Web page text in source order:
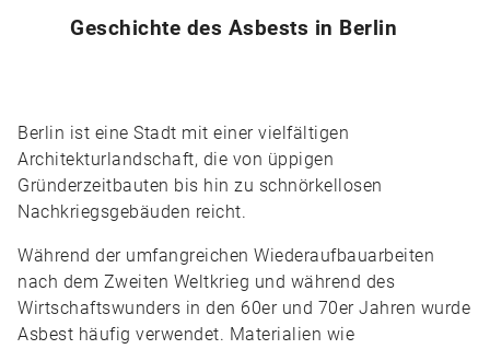
Geschichte des Asbests in Berlin
Berlin ist eine Stadt mit einer vielfältigen
Architekturlandschaft, die von üppigen
Gründerzeitbauten bis hin zu schnörkellosen
Nachkriegsgebäuden reicht.
Während der umfangreichen Wiederaufbauarbeiten
nach dem Zweiten Weltkrieg und während des
Wirtschaftswunders in den 60er und 70er Jahren wurde
Asbest häufig verwendet. Materialien wie